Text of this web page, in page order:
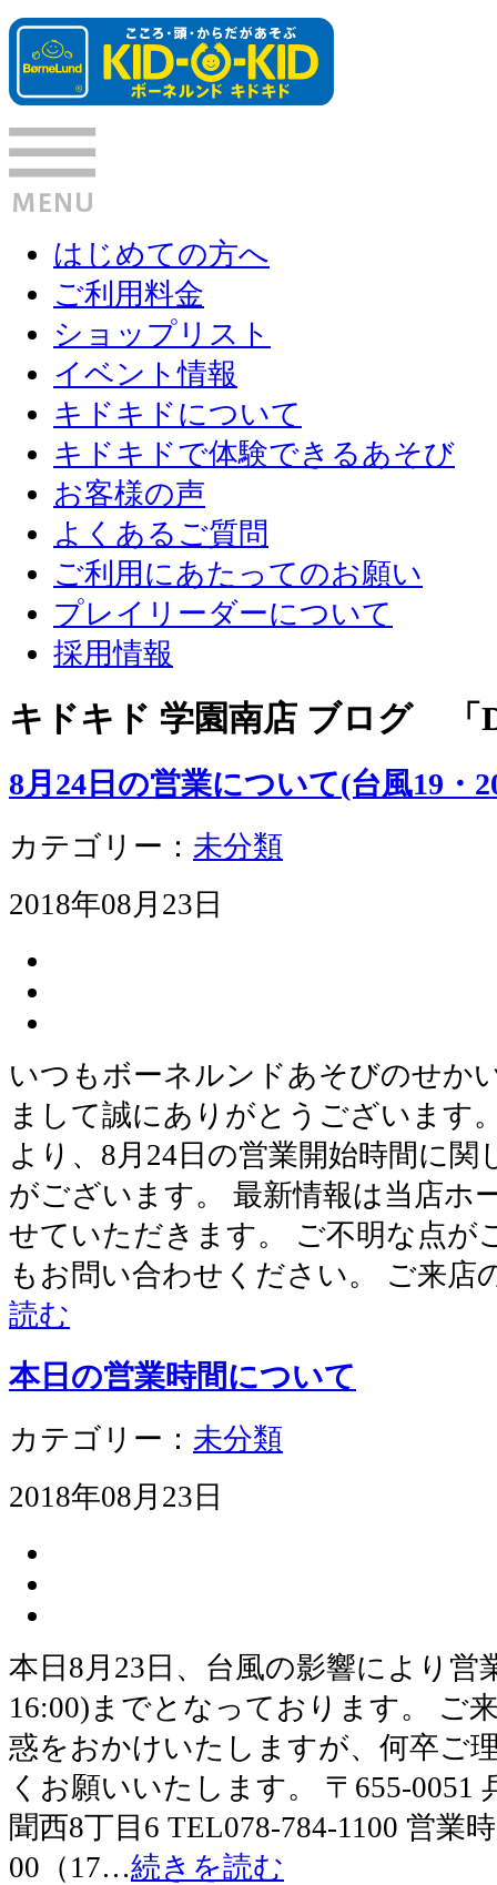
はじめての方へ
ご利用料金
ショップリスト
イベント情報
キドキドについて
キドキドで体験できるあそび
お客様の声
よくあるご質問
ご利用にあたってのお願い
プレイリーダーについて
採用情報
キドキド 学園南店 ブログ 「
8月24日の営業について(台風19・
カテゴリー： 未分類
2018年08月23日
いつもボーネルンドあそびのせか
まして誠にありがとうございます
より、8月24日の営業開始時間に関
がございます。 最新情報は当店ホ
せていただきます。 ご不明な点が
もお問い合わせください。 ご来
読む
本日の営業時間について
カテゴリー： 未分類
2018年08月23日
本日8月23日、台風の影響により営
16:00)までとなっております。 ご
惑をおかけいたしますが、何卒ご
くお願いいたします。 〒655-0051
聞西8丁目6 TEL078-784-1100 営業
00（17…続きを読む